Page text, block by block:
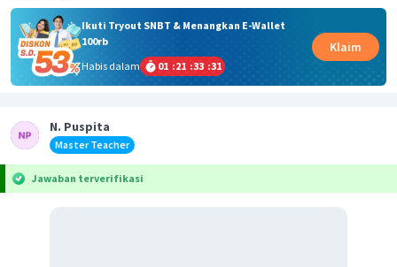
Ikuti Tryout SNBT & Menangkan E-Wallet
100rb
Habis dalam
01 :21 :33 :30
Klaim
N. Puspita
Master Teacher
Jawaban terverifikasi